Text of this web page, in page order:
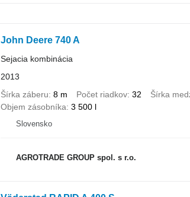
John Deere 740 A
Sejacia kombinácia
2013
Šírka záberu 8 m Počet riadkov 32 Šírka
Objem zásobníka 3 500 l
Slovensko
AGROTRADE GROUP spol. s r.o.